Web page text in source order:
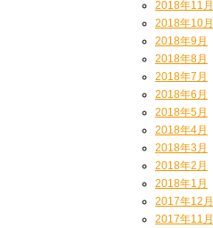
2018年11月
2018年10月
2018年9月
2018年8月
2018年7月
2018年6月
2018年5月
2018年4月
2018年3月
2018年2月
2018年1月
2017年12月
2017年11月